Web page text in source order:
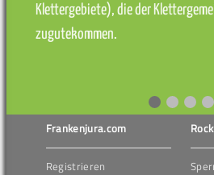
Klettergebiete), die der
zugutekommen.
Frankenjura.com
Registrieren